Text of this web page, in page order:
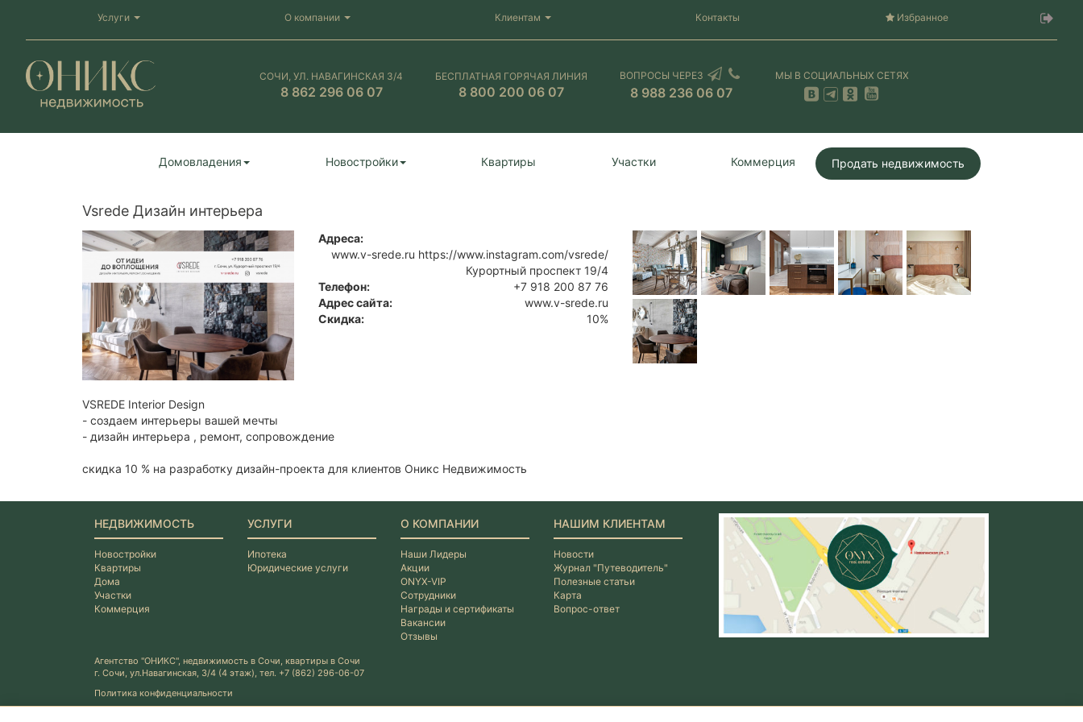
Услуги О компании Клиентам Контакты Избранное
СОЧИ, УЛ. НАВАГИНСКАЯ 3/4
8 862 296 06 07
БЕСПЛАТНАЯ ГОРЯЧАЯ ЛИНИЯ
8 800 200 06 07
ВОПРОСЫ ЧЕРЕЗ
8 988 236 06 07
МЫ В СОЦИАЛЬНЫХ СЕТЯХ
Домовладения Новостройки Квартиры Участки Коммерция Продать недвижимость
Vsrede Дизайн интерьера
Адреса:
www.v-srede.ru https://www.instagram.com/vsrede/
Курортный проспект 19/4
Телефон:
+7 918 200 87 76
Адрес сайта:
www.v-srede.ru
Скидка:
10%
VSREDE Interior Design
- создаем интерьеры вашей мечты
- дизайн интерьера , ремонт, сопровождение
скидка 10 % на разработку дизайн-проекта для клиентов Оникс Недвижимость
НЕДВИЖИМОСТЬ
Новостройки
Квартиры
Дома
Участки
Коммерция
УСЛУГИ
Ипотека
Юридические услуги
О КОМПАНИИ
Наши Лидеры
Акции
ONYX-VIP
Сотрудники
Награды и сертификаты
Вакансии
Отзывы
НАШИМ КЛИЕНТАМ
Новости
Журнал "Путеводитель"
Полезные статьи
Карта
Вопрос-ответ
Агентство "ОНИКС", недвижимость в Сочи, квартиры в Сочи
г. Сочи, ул.Навагинская, 3/4 (4 этаж), тел. +7 (862) 296-06-07
Политика конфиденциальности